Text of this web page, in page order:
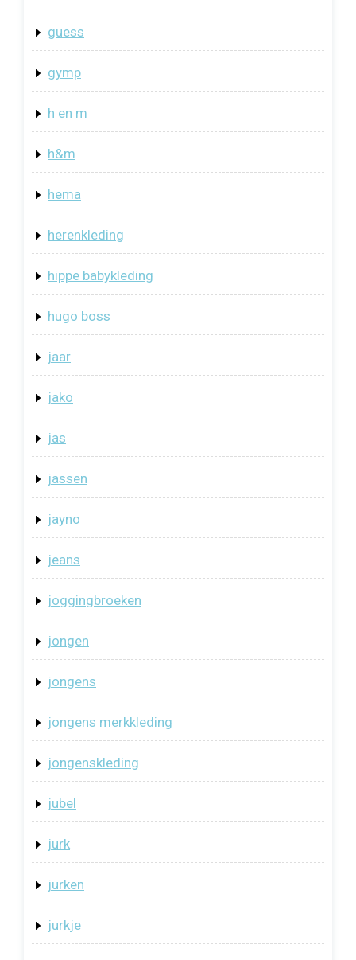
guess
gymp
h en m
h&m
hema
herenkleding
hippe babykleding
hugo boss
jaar
jako
jas
jassen
jayno
jeans
joggingbroeken
jongen
jongens
jongens merkkleding
jongenskleding
jubel
jurk
jurken
jurkje